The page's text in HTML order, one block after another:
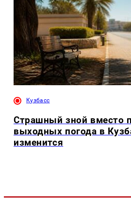
Кузбасс
Страшный зной вместо
выходных погода в
изменится